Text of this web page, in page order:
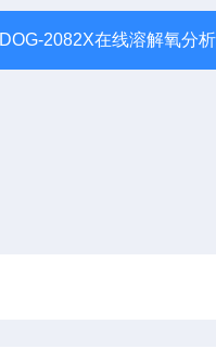
DOG-2082X在线溶解氧分